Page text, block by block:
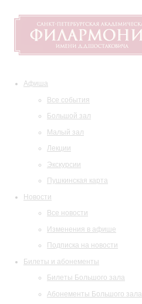
Афиша
Все события
Большой зал
Малый зал
Лекции
Экскурсии
Пушкинская карта
Новости
Все новости
Изменения в афише
Подписка на новости
Билеты и абонементы
Билеты Большого зала
Абонементы Большого зала